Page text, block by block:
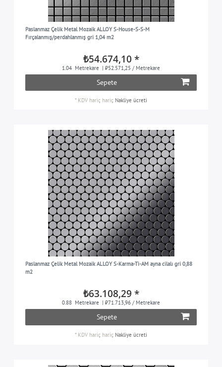
Paslanmaz Çelik Metal Mozaik ALLOY S-House-S-S-M
Fırçalanmış/perdahlanmış gri 1,04 m2
₺54.674,10 *
1.04 Metrekare | ₺52.571,25 / Metrekare
Sepete
* KDV hariç hariç Nakliye ücreti
Paslanmaz Çelik Metal Mozaik ALLOY S-Karma-Ti-AM ayna cilalı gri 0,88
m2
₺63.108,29 *
0.88 Metrekare | ₺71.713,96 / Metrekare
Sepete
* KDV hariç hariç Nakliye ücreti